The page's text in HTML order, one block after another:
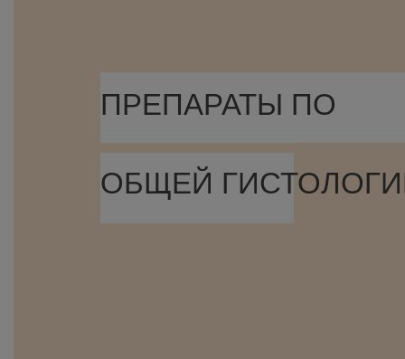
ПРЕПАРАТЫ ПО
ОБЩЕЙ